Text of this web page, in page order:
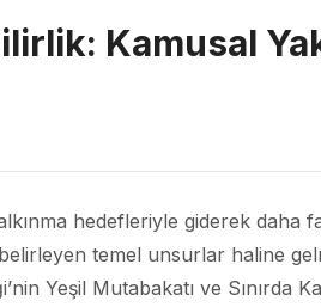
Kamusal
hedefleriyle giderek daha
temel unsurlar haline
Yeşil Mutabakatı ve Sınırda